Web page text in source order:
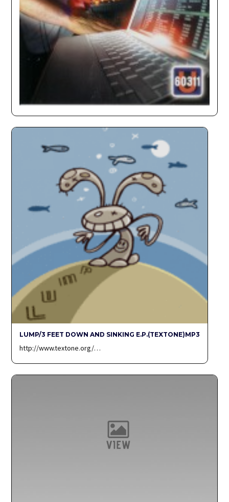
LUMP/3 FEET DOWN AND SINKING E.P.(TEXTONE)MP3
http://www.textone.org/…